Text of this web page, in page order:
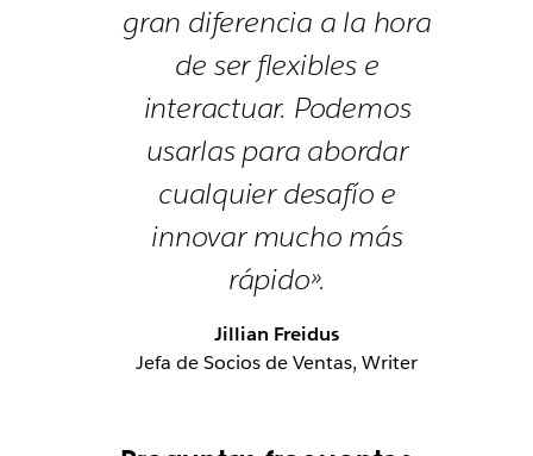
gran diferencia a la hora
de ser flexibles e
interactuar. Podemos
usarlas para abordar
cualquier desafío e
innovar mucho más
rápido».
Jillian Freidus
Jefa de Socios de Ventas, Writer